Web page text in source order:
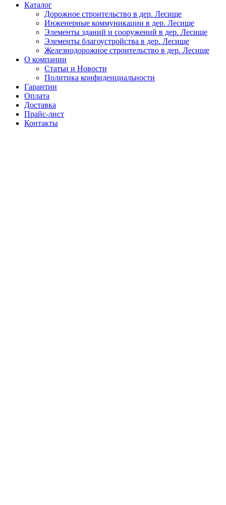
Каталог
Дорожное строительство в дер. Лесище
Инженерные коммуникации в дер. Лесище
Элементы зданий и сооружений в дер. Лесище
Элементы благоустройства в дер. Лесище
Железнодорожное строительство в дер. Лесище
О компании
Статьи и Новости
Политика конфиденциальности
Гарантии
Оплата
Доставка
Прайс-лист
Контакты